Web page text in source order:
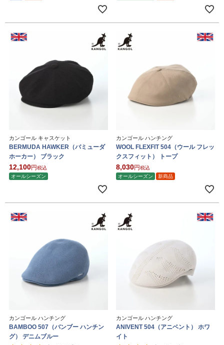
カンゴール キャスケット
BERMUDA HAWKER（バミューダ
ホーカー） ブラック
12,100
税込
オールシーズン
カンゴール ハンチング
WOOL FLEXFIT 504（ウール フレッ
クスフィット） トープ
8,030
税込
オールシーズン
新商品
カンゴール ハンチング
BAMBOO 507（バンブー ハンチン
グ） デニムブルー
カンゴール ハンチング
ANIVENT 504（アニベント） ホワ
イト